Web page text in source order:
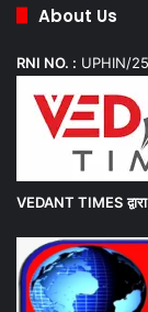
About Us
RNI NO. : UPHIN/
VEDANT TIMES